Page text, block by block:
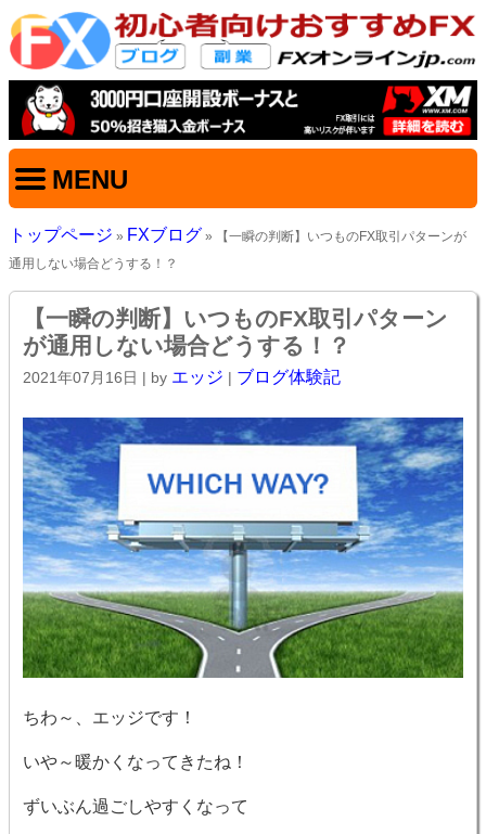
MENU
トップページ » FXブログ » 【一瞬の判断】いつものFX取引パターンが
通用しない場合どうする！？
【一瞬の判断】いつものFX取引パターン
が通用しない場合どうする！？
2021年07月16日 | by エッジ | ブログ体験記
ちわ～、エッジです！
いや～暖かくなってきたね！
ずいぶん過ごしやすくなって